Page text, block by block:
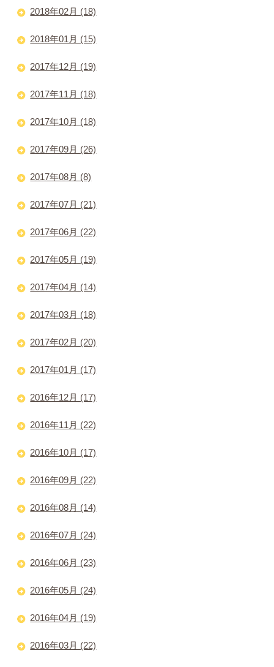
2018年02月 (18)
2018年01月 (15)
2017年12月 (19)
2017年11月 (18)
2017年10月 (18)
2017年09月 (26)
2017年08月 (8)
2017年07月 (21)
2017年06月 (22)
2017年05月 (19)
2017年04月 (14)
2017年03月 (18)
2017年02月 (20)
2017年01月 (17)
2016年12月 (17)
2016年11月 (22)
2016年10月 (17)
2016年09月 (22)
2016年08月 (14)
2016年07月 (24)
2016年06月 (23)
2016年05月 (24)
2016年04月 (19)
2016年03月 (22)